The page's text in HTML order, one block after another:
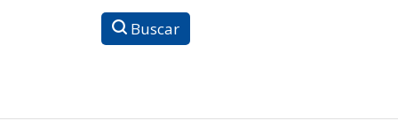
Buscar